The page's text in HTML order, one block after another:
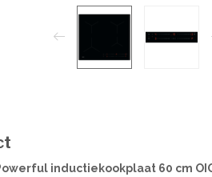
inductiekookplaat 60 cm